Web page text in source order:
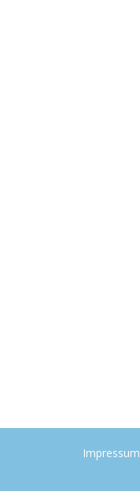
Impressum